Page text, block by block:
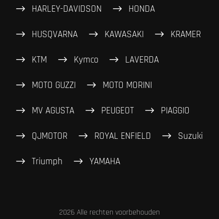
HARLEY-DAVIDSON HONDA
HUSQVARNA KAWASAKI KRAMER
KTM Kymco LAVERDA
MOTO GUZZI MOTO MORINI
MV AGUSTA PEUGEOT PIAGGIO
QJMOTOR ROYAL ENFIELD Suzuki
Triumph YAMAHA
2026 Alle rechten voorbehouden